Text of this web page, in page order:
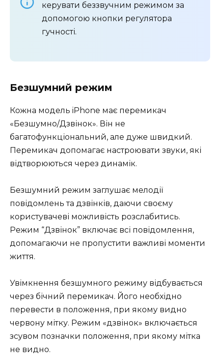
керувати беззвучним режимом за
допомогою кнопки регулятора
гучності.
Безшумний режим
Кожна модель iPhone має перемикач
«Безшумно/Дзвінок». Він не
багатофункціональний, але дуже швидкий.
Перемикач допомагає настроювати звуки, які
відтворюються через динамік.
Безшумний режим заглушає мелодії
повідомлень та дзвінків, даючи своєму
користувачеві можливість розслабитись.
Режим “Дзвінок” включає всі повідомлення,
допомагаючи не пропустити важливі моменти
життя.
Увімкнення безшумного режиму відбувається
через бічний перемикач. Його необхідно
перевести в положення, при якому видно
червону мітку. Режим «дзвінок» включається
зсувом позначки положення, при якому мітка
не видно.